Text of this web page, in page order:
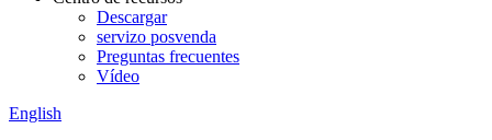
Descargar
servizo posvenda
Preguntas frecuentes
Vídeo
English